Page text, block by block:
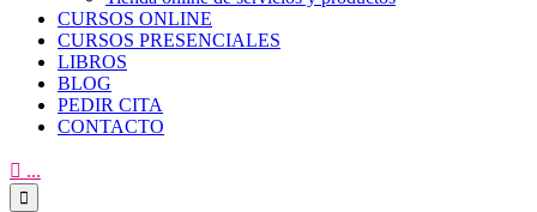
CURSOS ONLINE
CURSOS PRESENCIALES
LIBROS
BLOG
PEDIR CITA
CONTACTO
 ...
